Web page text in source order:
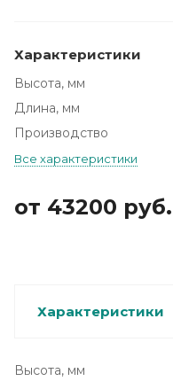
Характеристики
Высота, мм
Длина, мм
Производство
Все характеристики
от 43200 руб.
Характеристики
Высота, мм